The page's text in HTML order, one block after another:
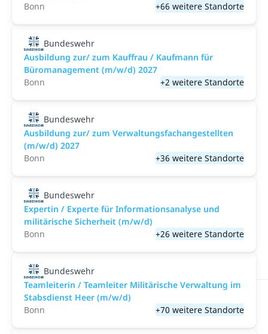
Bonn
+66 weitere Standorte
Bundeswehr
Ausbildung zur/ zum Kauffrau / Kaufmann für
Büromanagement (m/w/d) 2027
Bonn
+2 weitere Standorte
Bundeswehr
Ausbildung zur/ zum Verwaltungsfachangestellten
(m/w/d) 2027
Bonn
+36 weitere Standorte
Bundeswehr
Expertin / Experte für Informationsanalyse und
militärische Sicherheit (m/w/d)
Bonn
+26 weitere Standorte
Bundeswehr
Teamleiterin / Teamleiter Militärische Verwaltung im
Stabsdienst Heer (m/w/d)
Bonn
+70 weitere Standorte